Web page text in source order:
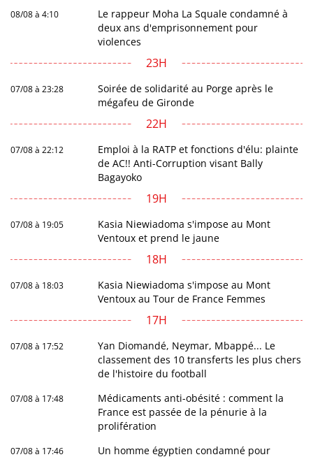
08/08 à 4:10
Le rappeur Moha La Squale condamné à
deux ans d'emprisonnement pour
violences
23H
07/08 à 23:28
Soirée de solidarité au Porge après le
mégafeu de Gironde
22H
07/08 à 22:12
Emploi à la RATP et fonctions d'élu: plainte
de AC!! Anti-Corruption visant Bally
Bagayoko
19H
07/08 à 19:05
Kasia Niewiadoma s'impose au Mont
Ventoux et prend le jaune
18H
07/08 à 18:03
Kasia Niewiadoma s'impose au Mont
Ventoux au Tour de France Femmes
17H
07/08 à 17:52
Yan Diomandé, Neymar, Mbappé... Le
classement des 10 transferts les plus chers
de l'histoire du football
07/08 à 17:48
Médicaments anti-obésité : comment la
France est passée de la pénurie à la
prolifération
07/08 à 17:46
Un homme égyptien condamné pour